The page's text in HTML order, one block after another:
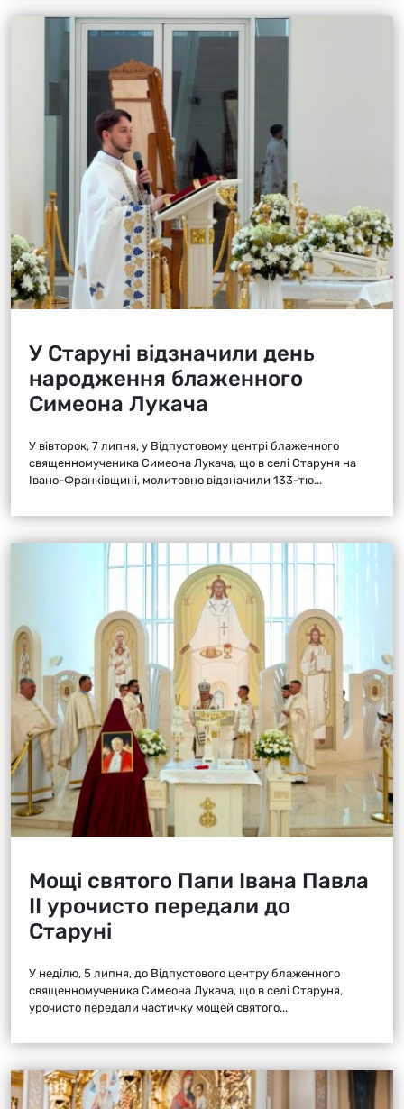
У Старуні відзначили день
народження блаженного
Симеона Лукача
У вівторок, 7 липня, у Відпустовому центрі блаженного
священномученика Симеона Лукача, що в селі Старуня на
Івано-Франківщині, молитовно відзначили 133-тю...
Мощі святого Папи Івана Павла
ІІ урочисто передали до
Старуні
У неділю, 5 липня, до Відпустового центру блаженного
священномученика Симеона Лукача, що в селі Старуня,
урочисто передали частичку мощей святого...